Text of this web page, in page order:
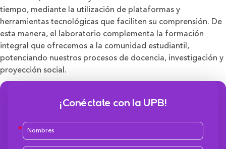
tiempo, mediante la utilización de plataformas y
herramientas tecnológicas que faciliten su comprensión. De
esta manera, el laboratorio complementa la formación
integral que ofrecemos a la comunidad estudiantil,
potenciando nuestros procesos de docencia, investigación y
proyección social.
¡Conéctate con la UPB!